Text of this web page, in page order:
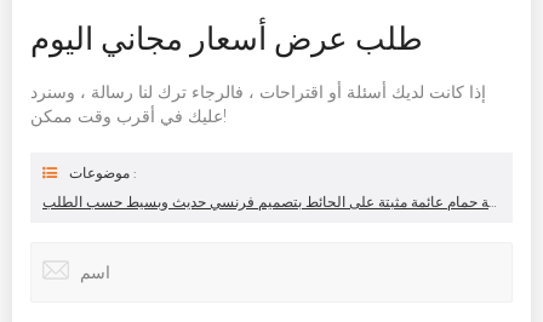
طلب عرض أسعار مجاني اليوم
إذا كانت لديك أسئلة أو اقتراحات ، فالرجاء ترك لنا رسالة ، وسنرد
عليك في أقرب وقت ممكن!
موضوعات :